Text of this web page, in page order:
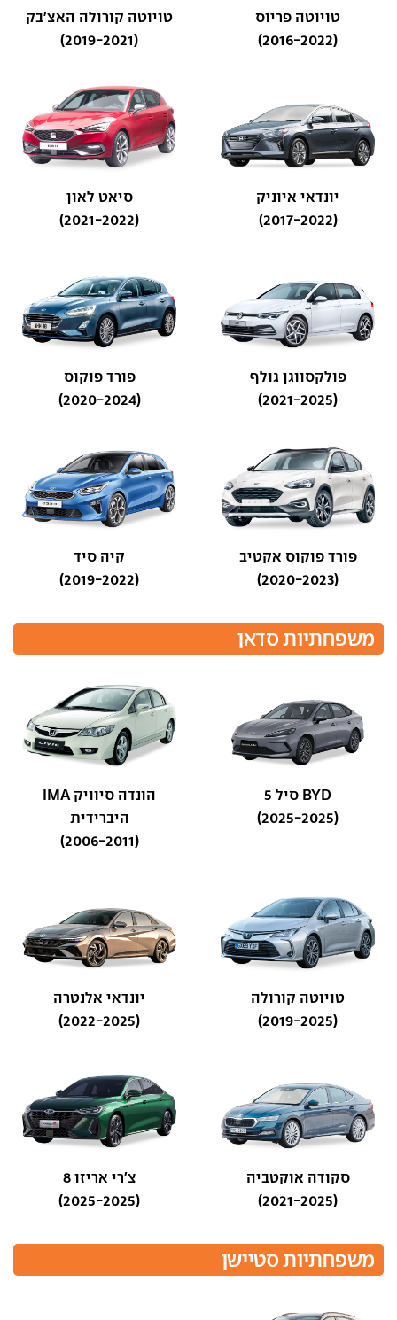
טויוטה פריוס
(2016-2022)
טויוטה קורולה האצ'בק
(2019-2021)
יונדאי איוניק
(2017-2022)
סיאט לאון
(2021-2022)
פולקסווגן גולף
(2021-2025)
פורד פוקוס
(2020-2024)
פורד פוקוס אקטיב
(2020-2023)
קיה סיד
(2019-2022)
משפחתיות סדאן
BYD סיל 5
(2025-2025)
הונדה סיוויק IMA
היברידית
(2006-2011)
טויוטה קורולה
(2019-2025)
יונדאי אלנטרה
(2022-2025)
סקודה אוקטביה
(2021-2025)
צ'רי אריזו 8
(2025-2025)
משפחתיות סטיישן